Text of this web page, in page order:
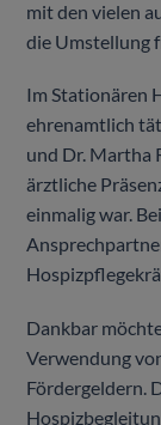
mit den vielen
die Umstellung
Im Stationären
ehrenamtlich
und Dr. Martha
ärztliche
einmalig war.
Dankbar
Verwendung
Fördergeldern.